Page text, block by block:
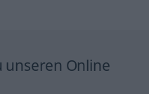
unseren Online